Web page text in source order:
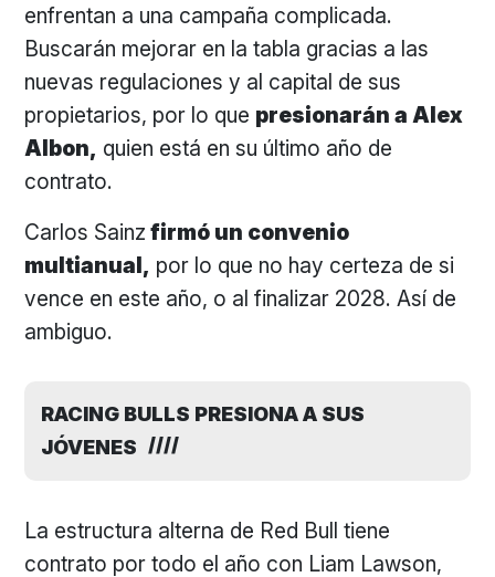
enfrentan a una campaña complicada.
Buscarán mejorar en la tabla gracias a las
nuevas regulaciones y al capital de sus
propietarios, por lo que presionarán a Alex
Albon, quien está en su último año de
contrato.
Carlos Sainz firmó un convenio
multianual, por lo que no hay certeza de si
vence en este año, o al finalizar 2028. Así de
ambiguo.
RACING BULLS PRESIONA A SUS
JÓVENES
La estructura alterna de Red Bull tiene
contrato por todo el año con Liam Lawson,